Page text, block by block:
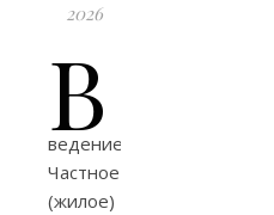
2026
В
ведение
Частное
(жилое)